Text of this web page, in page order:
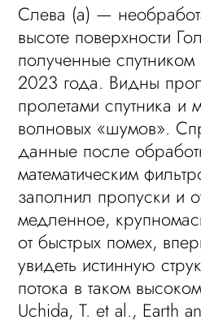
Слева (а) —
высоте поверхности
полученные
2023 года. Видны
пролетами спутника и
волновых «шумов».
данные после
математическим
заполнил пропуски и
медленное,
от быстрых помех,
увидеть истинную
потока в таком
Uchida, T. et al., Earth